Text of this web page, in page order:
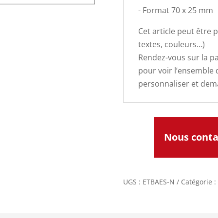
- Format 70 x 25 mm
Cet article peut être
textes, couleurs…)
Rendez-vous sur la
pour voir
personnaliser et
Nous
UGS : ETBAES-N Catégorie :